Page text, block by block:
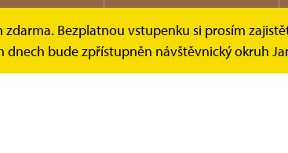
Bezplatnou vstupenku si prosím
bude zpřístupněn návštěvnický okruh